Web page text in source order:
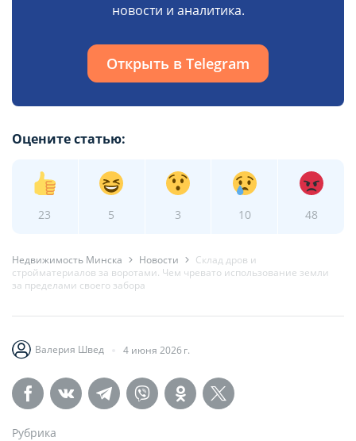
новости и аналитика.
Открыть в Telegram
Оцените статью:
23 5 3 10 48
Недвижимость Минска Новости
Склад дров и
стройматериалов за воротами. Чем чревато использование земли
за пределами своего забора
Валерия Швед 4 июня 2026 г.
Рубрика